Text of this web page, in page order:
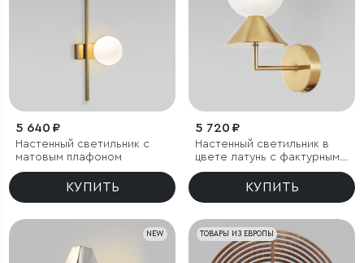
5 640 ₽
Настенный светильник с
матовым плафоном
КУПИТЬ
5 720 ₽
Настенный светильник в
цвете латунь с фактурным
плафоном
КУПИТЬ
NEW ТОВАРЫ ИЗ ЕВРОПЫ